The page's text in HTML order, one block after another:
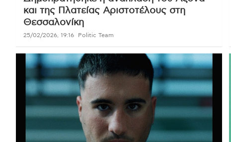
και της Πλατείας Αριστοτέλους στη
Θεσσαλονίκη
25/02/2026, 19:16 Politic Team